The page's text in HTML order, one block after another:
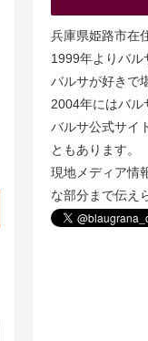
兵庫県姫路市在
1999年よりバル
バルサが好きで
2004年にはバル
バルサ公式サイ
ともあります。
現地メディア情
な部分まで伝え